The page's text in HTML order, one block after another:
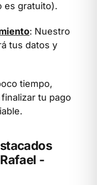
es gratuito).
: Nuestro
tus datos y
tiempo,
tu pago
-